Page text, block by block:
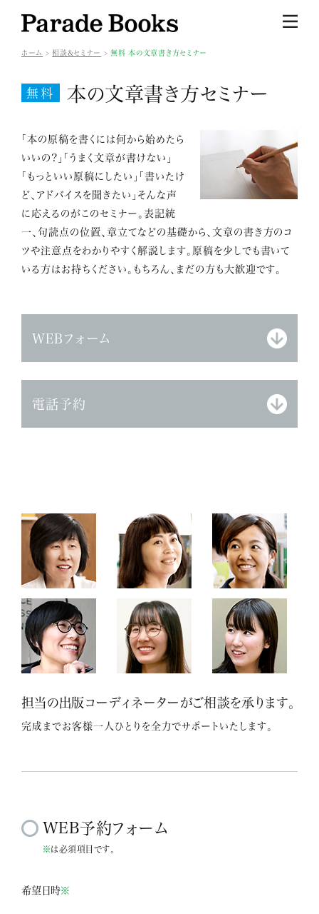
ホーム 相談&セミナー 無料 本の文章書き方セミナー
無料 本の文章書き方セミナー
「本の原稿を書くには何から始めたら
いいの?」「うまく文章が書けない」
「もっといい原稿にしたい」「書いたけ
ど、アドバイスを聞きたい」そんな声
に応えるのがこのセミナー。表記統
一、句読点の位置、章立てなどの基礎から、文章の書き方のコ
ツや注意点をわかりやすく解説します。原稿を少しでも書いて
いる方はお持ちください。もちろん、まだの方も大歓迎です。
WEBフォーム
電話予約
担当の出版コーディネーターがご相談を承ります。
完成までお客様一人ひとりを全力でサポートいたします。
WEB予約フォーム
※は必須項目です。
希望日時※